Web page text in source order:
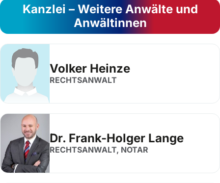
Kanzlei – Weitere Anwälte und
Anwältinnen
Volker Heinze
RECHTSANWALT
Dr. Frank-Holger Lange
RECHTSANWALT, NOTAR